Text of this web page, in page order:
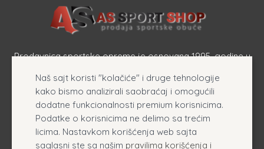
Prodavnica sportske opreme je osnovana 1995. godine u
opreme, originalnih patika i sportske odeće online.
Naš sajt koristi "kolačiće" i druge tehnologije
kako bismo analizirali saobraćaj i omogućili
dodatne funkcionalnosti premium korisnicima.
Podatke o korisnicima ne delimo sa trećim
licima. Nastavkom korišćenja web sajta
saglasni ste sa našim pravilima korišćenja i